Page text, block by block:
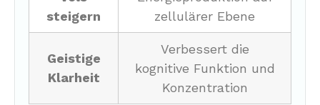
steigern
zellulärer Ebene
Geistige
Klarheit
Verbessert die
kognitive Funktion und
Konzentration